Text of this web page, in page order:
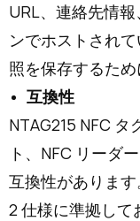
URL、連絡先情
ンでホストされ
照を保存するため
互換性
NTAG215 NFC
ト、NFC リーダ
互換性がありま
2 仕様に準拠して